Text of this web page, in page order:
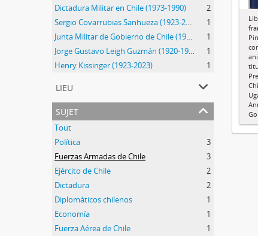
Dictadura Militar en Chile (1973-1990)
2
Sergio Covarrubias Sanhueza (1923-2017)
1
Junta Militar de Gobierno de Chile (1973-1990)
1
Jorge Gustavo Leigh Guzmán (1920-1999)
1
Henry Kissinger (1923-2023)
1
lieu
sujet
Tout
Política
3
Fuerzas Armadas de Chile
3
Ejército de Chile
2
Dictadura
2
Diplomáticos chilenos
1
Economía
1
Fuerza Aérea de Chile
1